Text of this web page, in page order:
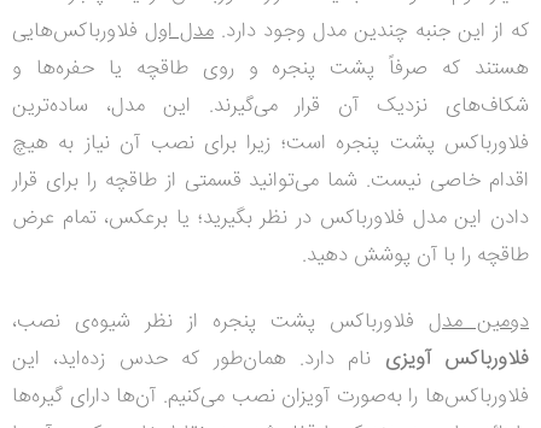
که از این جنبه چندین مدل وجود دارد. مدل اول فلاورباکس‌هایی
هستند که صرفاً پشت پنجره و روی طاقچه یا حفره‌ها و
شکاف‌های نزدیک آن قرار می‌گیرند. این مدل، ساده‌ترین
فلاورباکس پشت پنجره است؛ زیرا برای نصب آن نیاز به هیچ
اقدام خاصی نیست. شما می‌توانید قسمتی از طاقچه را برای قرار
دادن این مدل فلاورباکس در نظر بگیرید؛ یا برعکس، تمام عرض
طاقچه را با آن پوشش دهید.
دومین مدل فلاورباکس پشت پنجره از نظر شیوه‌ی نصب،
فلاورباکس‌ آویزی نام دارد. همان‌طور که حدس زده‌اید، این
فلاورباکس‌ها را به‌صورت آویزان نصب می‌کنیم. آن‌ها دارای گیره‌ها